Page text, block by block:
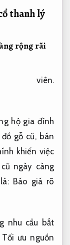
thanh lý
rộng rãi
hộ gia đình
gỗ cũ, bán
khiến việc
ngày càng
Báo giá rõ
nhu cầu bắt
Tối ưu nguồn